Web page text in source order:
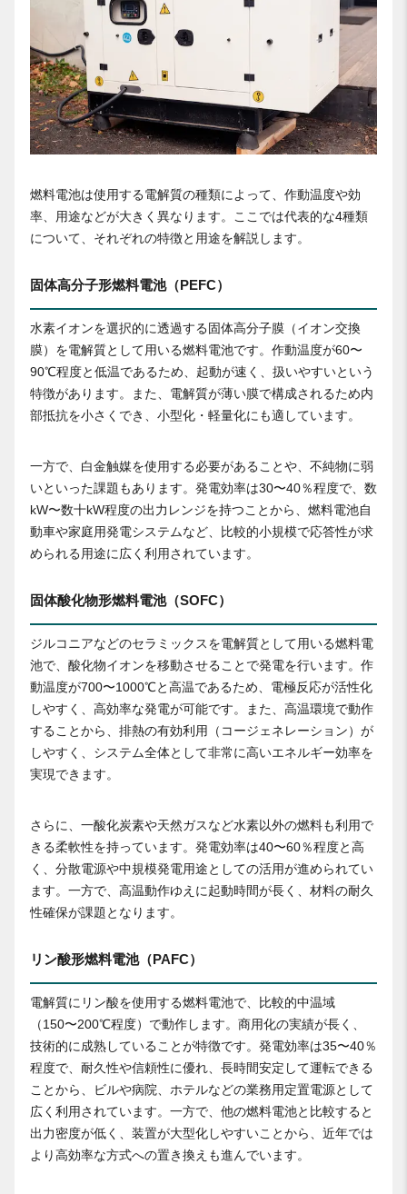
燃料電池は使用する電解質の種類によって、作動温度や効
率、用途などが大きく異なります。ここでは代表的な4種類
について、それぞれの特徴と用途を解説します。
固体高分子形燃料電池（PEFC）
水素イオンを選択的に透過する固体高分子膜（イオン交換
膜）を電解質として用いる燃料電池です。作動温度が60〜
90℃程度と低温であるため、起動が速く、扱いやすいという
特徴があります。また、電解質が薄い膜で構成されるため内
部抵抗を小さくでき、小型化・軽量化にも適しています。
一方で、白金触媒を使用する必要があることや、不純物に弱
いといった課題もあります。発電効率は30〜40％程度で、数
kW〜数十kW程度の出力レンジを持つことから、燃料電池自
動車や家庭用発電システムなど、比較的小規模で応答性が求
められる用途に広く利用されています。
固体酸化物形燃料電池（SOFC）
ジルコニアなどのセラミックスを電解質として用いる燃料電
池で、酸化物イオンを移動させることで発電を行います。作
動温度が700〜1000℃と高温であるため、電極反応が活性化
しやすく、高効率な発電が可能です。また、高温環境で動作
することから、排熱の有効利用（コージェネレーション）が
しやすく、システム全体として非常に高いエネルギー効率を
実現できます。
さらに、一酸化炭素や天然ガスなど水素以外の燃料も利用で
きる柔軟性を持っています。発電効率は40〜60％程度と高
く、分散電源や中規模発電用途としての活用が進められてい
ます。一方で、高温動作ゆえに起動時間が長く、材料の耐久
性確保が課題となります。
リン酸形燃料電池（PAFC）
電解質にリン酸を使用する燃料電池で、比較的中温域
（150〜200℃程度）で動作します。商用化の実績が長く、
技術的に成熟していることが特徴です。発電効率は35〜40％
程度で、耐久性や信頼性に優れ、長時間安定して運転できる
ことから、ビルや病院、ホテルなどの業務用定置電源として
広く利用されています。一方で、他の燃料電池と比較すると
出力密度が低く、装置が大型化しやすいことから、近年では
より高効率な方式への置き換えも進んでいます。